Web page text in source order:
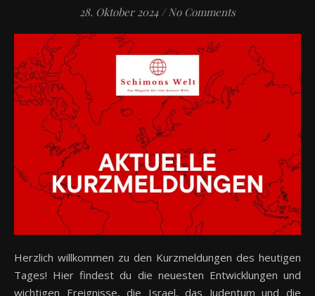
28. Oktober 2024 / No Comments
Herzlich willkommen zu den Kurzmeldungen des heutigen
Tages! Hier findest du die neuesten Entwicklungen und
wichtigen Ereignisse, die Israel, das Judentum und die